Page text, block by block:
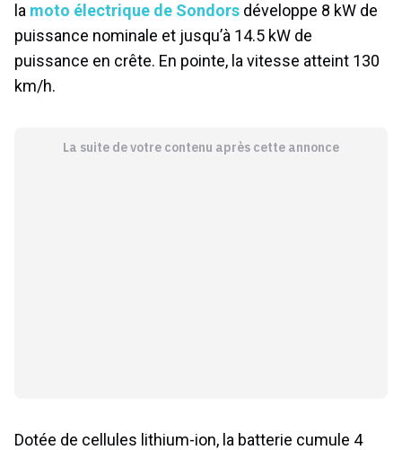
la moto électrique de Sondors développe 8 kW de
puissance nominale et jusqu’à 14.5 kW de
puissance en crête. En pointe, la vitesse atteint 130
km/h.
La suite de votre contenu après cette annonce
Dotée de cellules lithium-ion, la batterie cumule 4